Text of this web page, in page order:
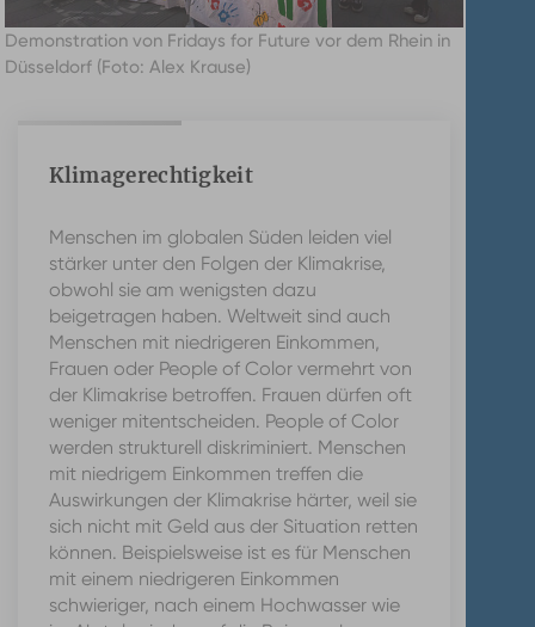
Demonstration von Fridays for Future vor dem Rhein in
Düsseldorf (Foto: Alex Krause)
Klimagerechtigkeit
Menschen im globalen Süden leiden viel
stärker unter den Folgen der Klimakrise,
obwohl sie am wenigsten dazu
beigetragen haben. Weltweit sind auch
Menschen mit niedrigeren Einkommen,
Frauen oder People of Color vermehrt von
der Klimakrise betroffen. Frauen dürfen oft
weniger mitentscheiden. People of Color
werden strukturell diskriminiert. Menschen
mit niedrigem Einkommen treffen die
Auswirkungen der Klimakrise härter, weil sie
sich nicht mit Geld aus der Situation retten
können. Beispielsweise ist es für Menschen
mit einem niedrigeren Einkommen
schwieriger, nach einem Hochwasser wie